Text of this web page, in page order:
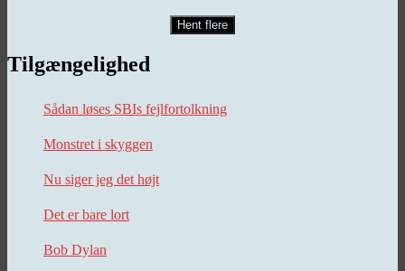
Hent flere
Tilgængelighed
Sådan løses SBIs fejlfortolkning
Monstret i skyggen
Nu siger jeg det højt
Det er bare lort
Bob Dylan